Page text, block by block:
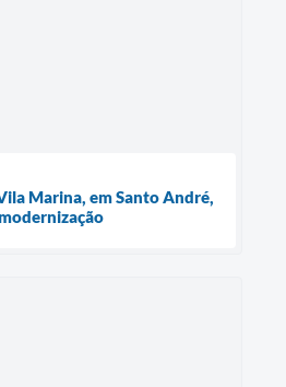
Marina, em Santo André,